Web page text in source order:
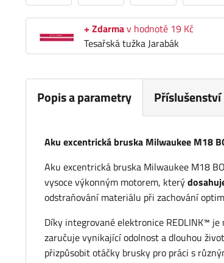
+ Zdarmav hodnotě 19 Kč
Tesařská tužka Jarabák
Popis a parametry Příslušenství
Aku excentrická bruska Milwaukee M18
Aku excentrická bruska Milwaukee M18
vysoce výkonným motorem, který
odstraňování materiálu při zachování
Díky integrované elektronice REDLINK™ je
zaručuje vynikající odolnost a dlouhou
přizpůsobit otáčky brusky pro práci s